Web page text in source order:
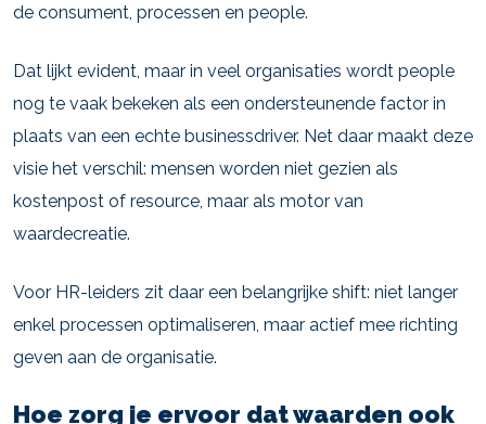
de consument, processen en people.
Dat lijkt evident, maar in veel organisaties wordt people
nog te vaak bekeken als een ondersteunende factor in
plaats van een echte businessdriver. Net daar maakt deze
visie het verschil: mensen worden niet gezien als
kostenpost of resource, maar als motor van
waardecreatie.
Voor HR-leiders zit daar een belangrijke shift: niet langer
enkel processen optimaliseren, maar actief mee richting
geven aan de organisatie.
Hoe zorg je ervoor dat waarden ook